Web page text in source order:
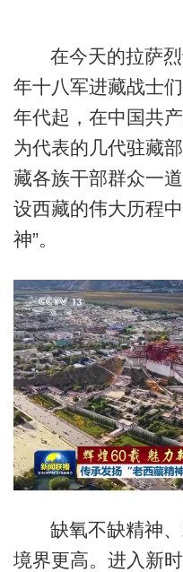
在今天的拉萨
年十八军进藏战士
年代起，在中国共
为代表的几代驻藏
藏各族干部群众一
设西藏的伟大历程
神”。
缺氧不缺精神
境界更高。进入新